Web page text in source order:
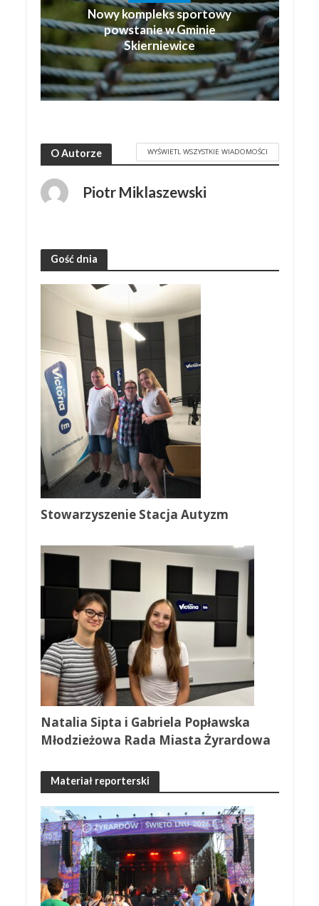
Nowy kompleks sportowy
powstanie w Gminie
Skierniewice
O Autorze WYŚWIETL WSZYSTKIE WIADOMOŚCI
Piotr Miklaszewski
Gość dnia
Stowarzyszenie Stacja Autyzm
Natalia Sipta i Gabriela Popławska
Młodzieżowa Rada Miasta Żyrardowa
Materiał reporterski